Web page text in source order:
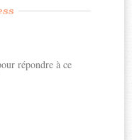
répondre à ce